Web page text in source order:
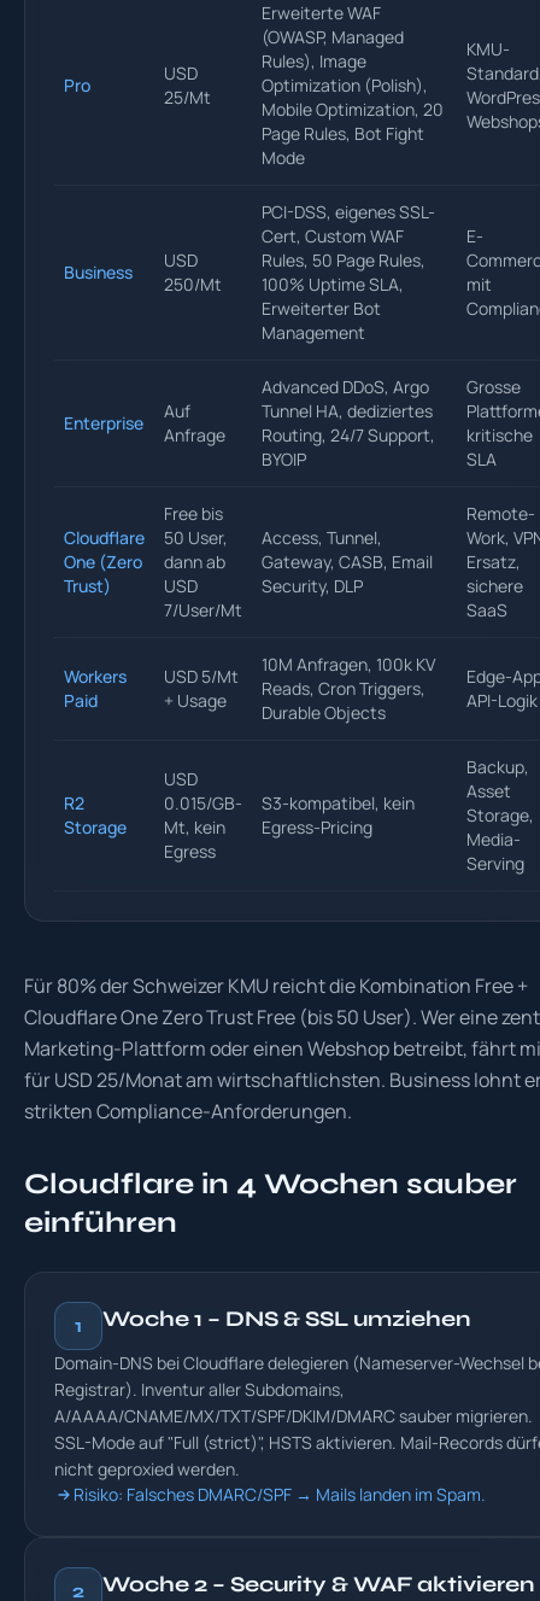
Pro
USD
25/Mt
Erweiterte WAF
(OWASP, Managed
Rules), Image
Optimization (Polish),
Mobile Optimization, 20
Page Rules, Bot Fight
Mode
KMU-
Business
USD
250/Mt
PCI-DSS, eigenes SSL-
Cert, Custom WAF
Rules, 50 Page Rules,
100% Uptime SLA,
Erweiterter Bot
Management
E-
mit
Enterprise
Auf
Anfrage
Advanced DDoS, Argo
Tunnel HA, dediziertes
Routing, 24/7 Support,
BYOIP
Grosse
kritische
SLA
Cloudflare
One (Zero
Trust)
Free bis
50 User,
dann ab
USD
7/User/Mt
Access, Tunnel,
Gateway, CASB, Email
Security, DLP
Remote-
Work,
Ersatz,
sichere
SaaS
Workers
Paid
USD 5/Mt
+ Usage
10M Anfragen, 100k KV
Reads, Cron Triggers,
Durable Objects
Edge-
API-Logik
R2
Storage
USD
0.015/GB-
Mt, kein
Egress
S3-kompatibel, kein
Egress-Pricing
Backup,
Asset
Storage,
Media-
Serving
Für 80% der Schweizer KMU reicht die Kombination Free +
Cloudflare One Zero Trust Free (bis 50 User). Wer eine
Marketing-Plattform oder einen Webshop betreibt, fährt
für USD 25/Monat am wirtschaftlichsten. Business lohnt
strikten Compliance-Anforderungen.
Cloudflare in 4 Wochen sauber
einführen
1 Woche 1 – DNS & SSL umziehen
Domain-DNS bei Cloudflare delegieren (Nameserver-Wechsel
Registrar). Inventur aller Subdomains,
A/AAAA/CNAME/MX/TXT/SPF/DKIM/DMARC sauber migrieren.
SSL-Mode auf "Full (strict)", HSTS aktivieren. Mail-Records
nicht geproxied werden.
Risiko: Falsches DMARC/SPF → Mails landen im Spam.
2 Woche 2 – Security & WAF aktivieren